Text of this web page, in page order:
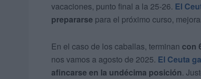
vacaciones, punto final a la 25-26. El
prepararse para el próximo curso,
En el caso de los caballas, terminan con
nos vamos a agosto de 2025. El Ceuta
afincarse en la undécima posición.